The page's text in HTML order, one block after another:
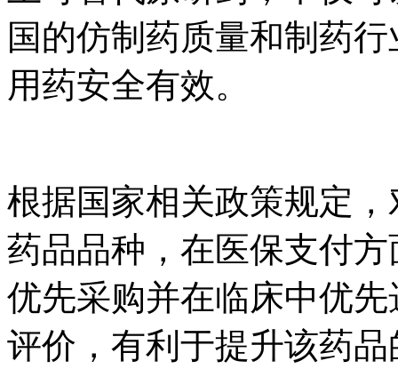
国的仿制药质量和制药行
用药安全有效。
根据国家相关政策规定
药品品种，在医保支付
优先采购并在临床中优
评价，有利于提升该药